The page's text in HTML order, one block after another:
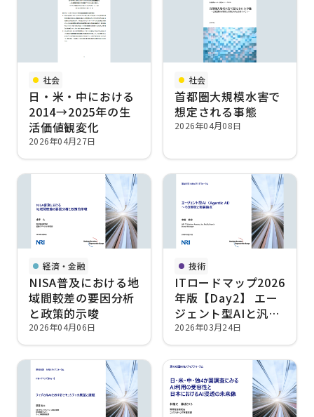
社会
日・米・中における
2014→2025年の生
活価値観変化
2026年04月27日
社会
首都圏大規模水害で
想定される事態
2026年04月08日
経済・金融
NISA普及における地
域間較差の要因分析
と政策的⽰唆
2026年04月06日
技術
ITロードマップ2026
年版【Day2】 エー
ジェント型AIと汎用
人工知能
2026年03月24日